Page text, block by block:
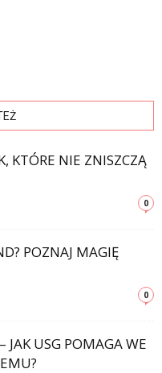
KTÓRE NIE ZNISZCZĄ
0
POZNAJ MAGIĘ
0
JAK USG POMAGA WE